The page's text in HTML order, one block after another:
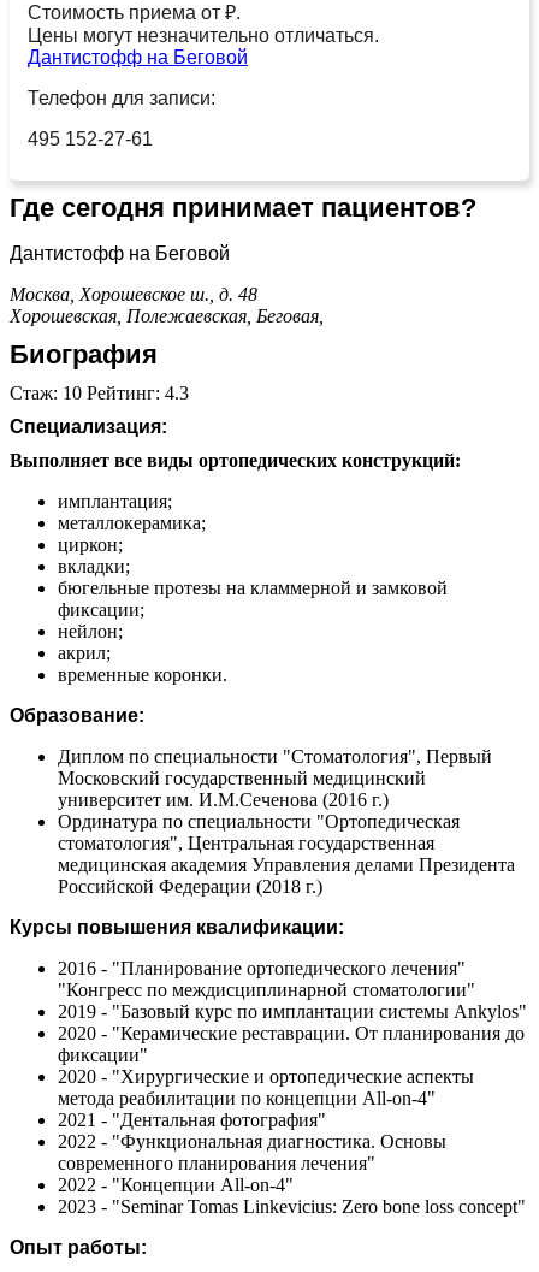
Стоимость приема от ₽.
Цены могут незначительно отличаться.
Дантистофф на Беговой
Телефон для записи:
495 152-27-61
Где сегодня принимает пациентов?
Дантистофф на Беговой
Москва, Хорошевское ш., д. 48
Хорошевская, Полежаевская, Беговая,
Биография
Стаж: 10 Рейтинг: 4.3
Специализация:
Выполняет все виды ортопедических конструкций:
имплантация;
металлокерамика;
циркон;
вкладки;
бюгельные протезы на кламмерной и замковой
фиксации;
нейлон;
акрил;
временные коронки.
Образование:
Диплом по специальности "Стоматология", Первый
Московский государственный медицинский
университет им. И.М.Сеченова (2016 г.)
Ординатура по специальности "Ортопедическая
стоматология", Центральная государственная
медицинская академия Управления делами Президента
Российской Федерации (2018 г.)
Курсы повышения квалификации:
2016 - "Планирование ортопедического лечения"
"Конгресс по междисциплинарной стоматологии"
2019 - "Базовый курс по имплантации системы Ankylos"
2020 - "Керамические реставрации. От планирования до
фиксации"
2020 - "Хирургические и ортопедические аспекты
метода реабилитации по концепции All-on-4"
2021 - "Дентальная фотография"
2022 - "Функциональная диагностика. Основы
современного планирования лечения"
2022 - "Концепции All-on-4"
2023 - "Seminar Tomas Linkevicius: Zero bone loss concept"
Опыт работы: